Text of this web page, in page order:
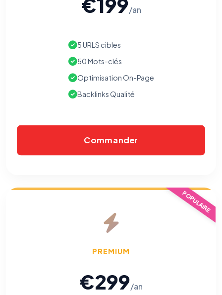
/an
5 URLS cibles
50 Mots-clés
Optimisation On-Page
Backlinks Qualité
Commander
POPULAIRE
PREMIUM
€299/an